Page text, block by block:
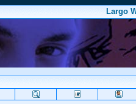
Largo